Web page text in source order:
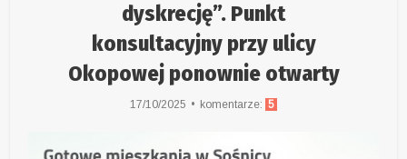
dyskrecję”. Punkt
konsultacyjny przy ulicy
Okopowej ponownie otwarty
17/10/2025 komentarze: 5